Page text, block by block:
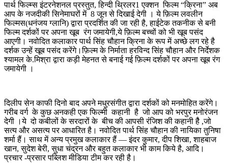
पार्थ फिल्म्स इंटरनेशनल प्रस्तुत, हिन्दी थ्रिलर1 एक्शन फिल्म “क्रिना” अब
आप के नजदीकी सिनेमाघरों में 8 जून से दिखाई देगी । ये फ़िल्म लवलीन
फिल्मस(धनंजय ग्लानि) द्वारा प्रदर्शित की जा रही है, हाईटेक तकनीक से बनी
फिल्म दर्शकों पर अपना खूब रंग जमायेगी,ये फ़िल्म बच्चों को भी खूब पसंद
आएगी। नवोदित कलाकार पार्थ सिंह चौहान क्रिना के रूप में अच्छे लग रहे है
दर्शक उन्हें खूब पसंद करेंगे।फ़िल्म के निर्माता हरविन्द सिंह चौहान और निर्देशक
श्यामल के.मिश्रा द्वारा कड़ी मेहनत से बनाई गई फ़िल्म दर्शकों पर अपना खूब रंग
जमायेगी ।
दिलीप सेन काफी दिनो बाद अपने मधुरसंगीत द्वारा दर्शकों को मनमोहित करेंगे।
गरीब वर्ग के कुछ अनकही एक फिल्मी कहानी है जो आप को भरपुर मनोरंजन
देगी ।ये दो कबीलों के सरदारों के बीच की आपसी रंंजिश की कहानी हैै ,जो
सत्य और असत्य पर आधारित है। नवोदित पार्थ सिंह चौहान की नायिका तुनिषा
शर्मा हैं। साथ में अन्य प्रमुख कलाकार हैं — इंदर कुमार, दीप शिखा, शाहबाज
खान, सुदेश बेरी, सुधा चंद्रन और बहुत कलाकार भी काम किये है, आदि।
प्रचार -प्रसार पब्लिश मीडिया टीम कर रही है।